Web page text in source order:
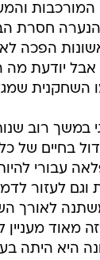
הנערה חסרת
הפכה
אבל יודעת מה
השחקנית
במשך רוב
בחיים של
עבורי
וגם לעזור
לאורך
"זה מאוד
היא היתה